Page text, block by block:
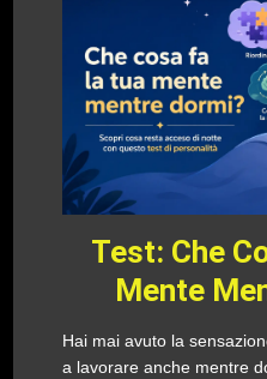
Test: Che
Mente
Hai mai avuto la
a lavorare anche mentre